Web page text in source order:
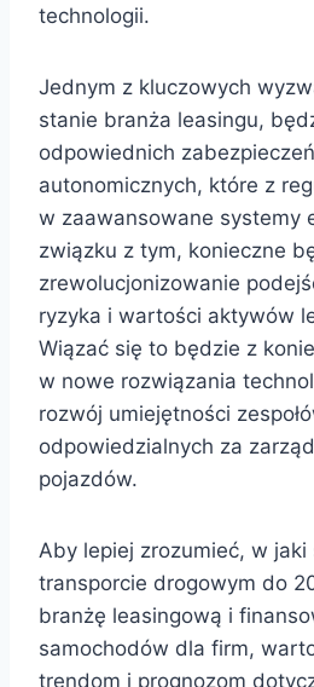
technologii.
Jednym z kluczowych
stanie branża leasingu,
odpowiednich
autonomicznych, które z
w zaawansowane systemy
związku z tym, konieczne
zrewolucjonizowanie
ryzyka i wartości aktywów
Wiązać się to będzie z
w nowe rozwiązania
rozwój umiejętności
odpowiedzialnych za
pojazdów.
Aby lepiej zrozumieć, w
transporcie drogowym do
branżę leasingową i
samochodów dla firm,
trendom i prognozom